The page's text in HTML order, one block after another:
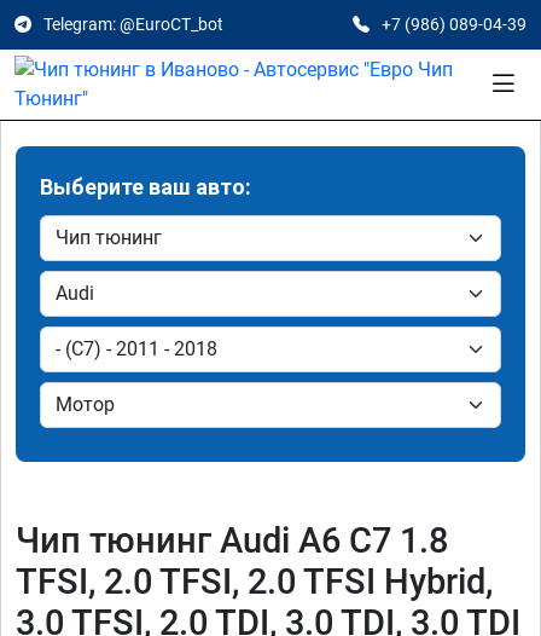
Telegram: @EuroCT_bot +7 (986) 089-04-39
Выберите ваш авто:
Чип тюнинг Audi A6 C7 1.8
TFSI, 2.0 TFSI, 2.0 TFSI Hybrid,
3.0 TFSI, 2.0 TDI, 3.0 TDI, 3.0 TDI